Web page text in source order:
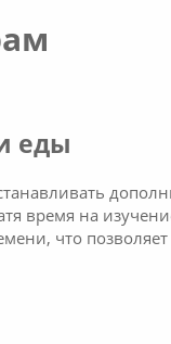
еды
время на
что